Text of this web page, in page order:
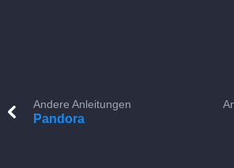
Andere Anleitungen
Pandora